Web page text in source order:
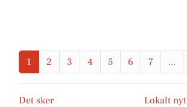
1 2 3 4 5 6 7 ...
Det sker
Lokalt nyt